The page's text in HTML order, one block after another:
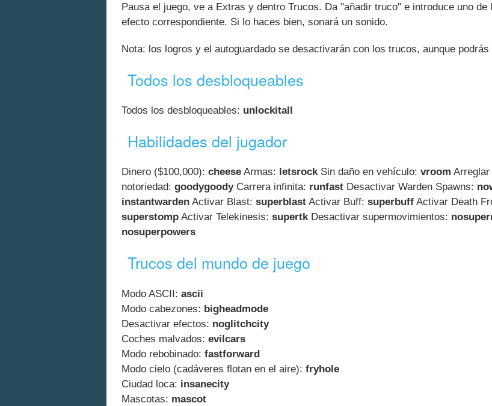
Pausa el juego, ve a Extras y dentro Trucos. Da "añadir truco" e introduce uno
efecto correspondiente. Si lo haces bien, sonará un sonido.
Nota: los logros y el autoguardado se desactivarán con los trucos, aunque
Todos los desbloqueables
Todos los desbloqueables: unlockitall
Habilidades del jugador
Dinero ($100,000): cheese Armas: letsrockSin daño en vehículo: vroom
notoriedad: goodygoodyCarrera infinita: runfast Desactivar Warden Spawns:
instantwarden Activar Blast: superblast Activar Buff: superbuff Activar Death
superstomp Activar Telekinesis: supertkDesactivar supermovimientos:
nosuperpowers
Trucos del mundo de juego
Modo ASCII: ascii
Modo cabezones: bigheadmode
Desactivar efectos: noglitchcity
Coches malvados: evilcars
Modo rebobinado: fastforward
Modo cielo (cadáveres flotan en el aire): fryhole
Ciudad loca: insanecity
Mascotas: mascot